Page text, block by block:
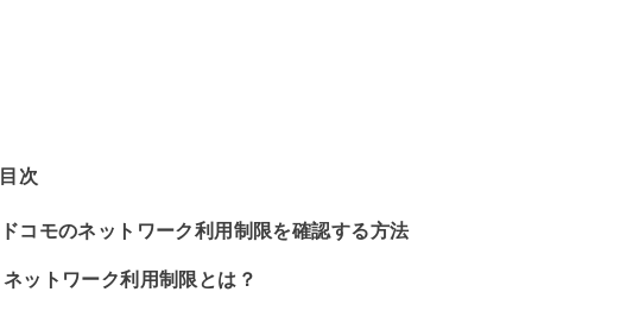
目次
ドコモのネットワーク利用制限を確認する方法
ネットワーク利用制限とは？